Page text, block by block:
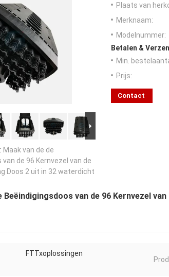
Maak van de de
de 96 Kernvezel van de
Doos 2 uit in 32 waterdicht
Plaats van
Merknaam:
Modelnummer:
Betalen &
Min.
Prijs:
Contact
Beëindigingsdoos van de 96 Kernvezel
FTTxoplossingen